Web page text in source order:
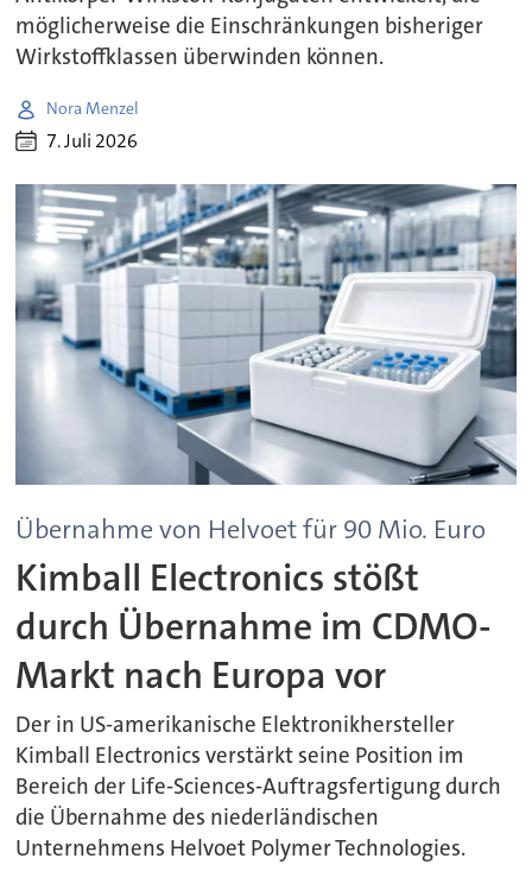
möglicherweise die Einschränkungen bisheriger
Wirkstoffklassen überwinden können.
Nora Menzel
7. Juli 2026
Übernahme von Helvoet für 90 Mio. Euro
Kimball Electronics stößt
durch Übernahme im CDMO-
Markt nach Europa vor
Der in US-amerikanische Elektronikhersteller
Kimball Electronics verstärkt seine Position im
Bereich der Life-Sciences-Auftragsfertigung durch
die Übernahme des niederländischen
Unternehmens Helvoet Polymer Technologies.